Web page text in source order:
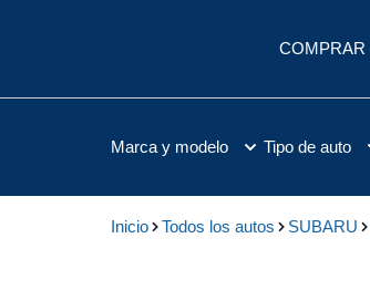
COMPRAR
Marca y modelo Tipo de auto
Inicio Todos los autos SUBARU